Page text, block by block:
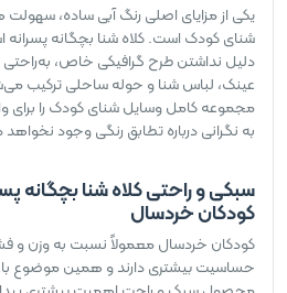
یکی از مزایای اصلی رنگ آبی ساده،
شنای کودک است. کلاه شنا بچگانه
دلیل نداشتن طرح گرافیکی خاص،
عینک، لباس شنا و حوله ساحلی ترکیب
مجموعه کامل وسایل شنای کودک را برای
به نگرانی درباره تطابق رنگی وجود
سبکی و راحتی کلاه شنا بچگانه
کودکان خردسال
کودکان خردسال معمولاً نسبت به وزن و
حساسیت بیشتری دارند و همین موضوع